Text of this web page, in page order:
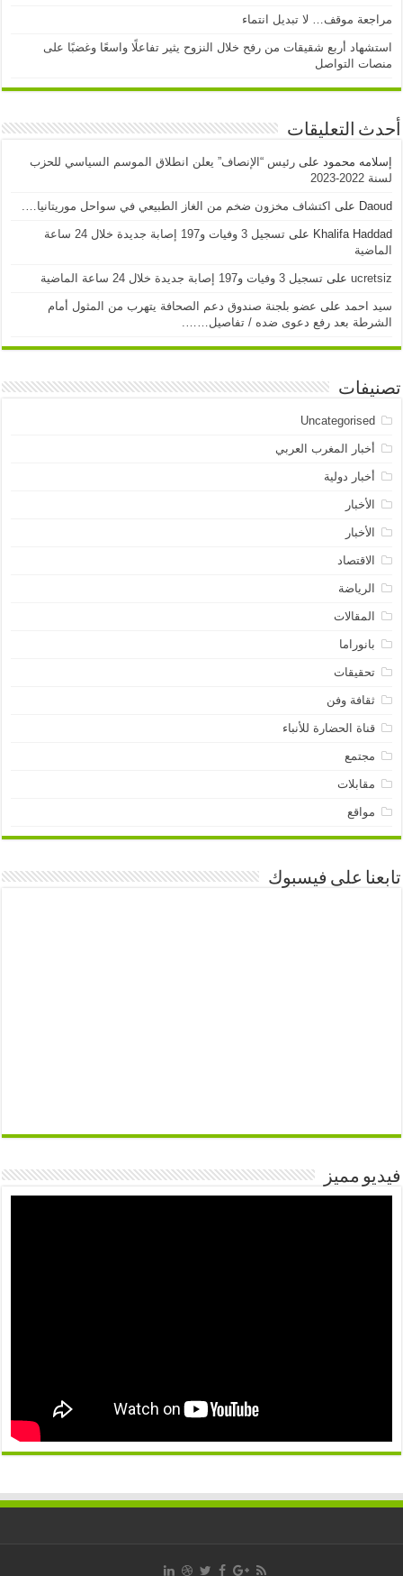
مراجعة موقف… لا تبديل انتماء
استشهاد أربع شقيقات من رفح خلال النزوح يثير تفاعلًا واسعًا وغضبًا على
منصات التواصل
أحدث التعليقات
إسلامه محمود علىرئيس “الإنصاف” يعلن انطلاق الموسم السياسي للحزب
لسنة 2022-2023
Daoud على اكتشاف مخزون ضخم من الغاز الطبيعي في سواحل موريتانيا….
Khalifa Haddad على
تسجيل 3 وفيات و197 إصابة جديدة خلال 24 ساعة
الماضية
ucretsiz علىتسجيل 3 وفيات و197 إصابة جديدة خلال 24 ساعة الماضية
سيد احمد على عضو بلجنة صندوق دعم الصحافة يتهرب من المثول أمام
الشرطة بعد رفع دعوى ضده / تفاصيل…….
تصنيفات
Uncategorised
أخبار المغرب العربي
أخبار دولية
الأخبار
الأخبار
الاقتصاد
الرياضة
المقالات
بانوراما
تحقيقات
ثقافة وفن
قناة الحضارة للأنباء
مجتمع
مقابلات
مواقع
تابعنا على فيسبوك
فيديو مميز